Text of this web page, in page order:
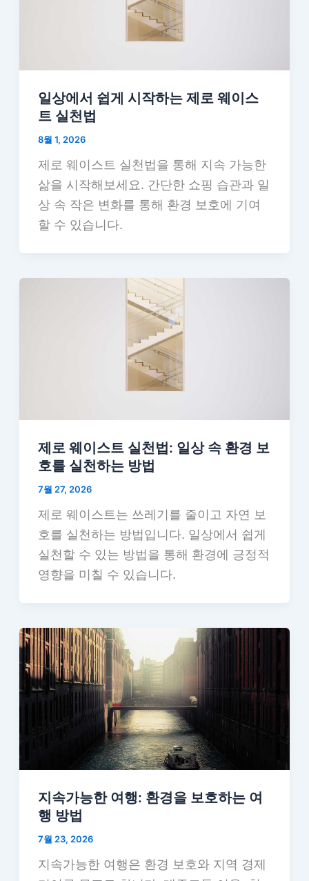
일상에서 쉽게 시작하는 제로 웨이스
트 실천법
8월 1, 2026
제로 웨이스트 실천법을 통해 지속 가능한
삶을 시작해보세요. 간단한 쇼핑 습관과 일
상 속 작은 변화를 통해 환경 보호에 기여
할 수 있습니다.
제로 웨이스트 실천법: 일상 속 환경 보
호를 실천하는 방법
7월 27, 2026
제로 웨이스트는 쓰레기를 줄이고 자연 보
호를 실천하는 방법입니다. 일상에서 쉽게
실천할 수 있는 방법을 통해 환경에 긍정적
영향을 미칠 수 있습니다.
지속가능한 여행: 환경을 보호하는 여
행 방법
7월 23, 2026
지속가능한 여행은 환경 보호와 지역 경제